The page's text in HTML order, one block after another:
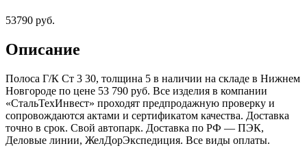
53790 руб.
Описание
Полоса Г/К Ст 3 30, толщина 5 в наличии на складе в Нижнем
Новгороде по цене 53 790 руб. Все изделия в компании
«СтальТехИнвест» проходят предпродажную проверку и
сопровождаются актами и сертификатом качества. Доставка
точно в срок. Свой автопарк. Доставка по РФ — ПЭК,
Деловые линии, ЖелДорЭкспедиция. Все виды оплаты.